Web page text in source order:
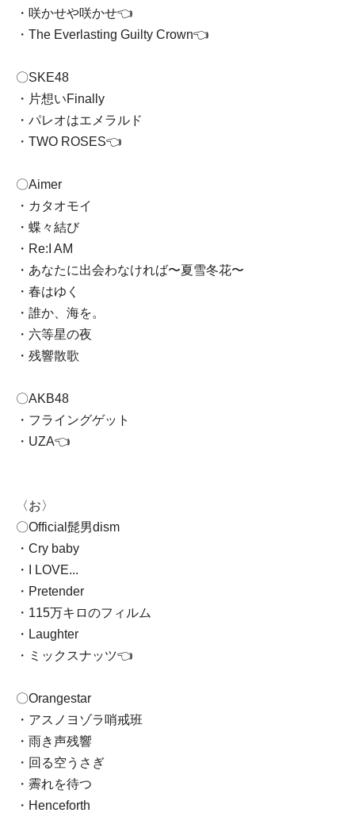
・咲かせや咲かせ👈
・The Everlasting Guilty Crown👈
〇SKE48
・片想いFinally
・パレオはエメラルド
・TWO ROSES👈
〇Aimer
・カタオモイ
・蝶々結び
・Re:I AM
・あなたに出会わなければ〜夏雪冬花〜
・春はゆく
・誰か、海を。
・六等星の夜
・残響散歌
〇AKB48
・フライングゲット
・UZA👈
〈お〉
〇Official髭男dism
・Cry baby
・I LOVE...
・Pretender
・115万キロのフィルム
・Laughter
・ミックスナッツ👈
〇Orangestar
・アスノヨゾラ哨戒班
・雨き声残響
・回る空うさぎ
・霽れを待つ
・Henceforth